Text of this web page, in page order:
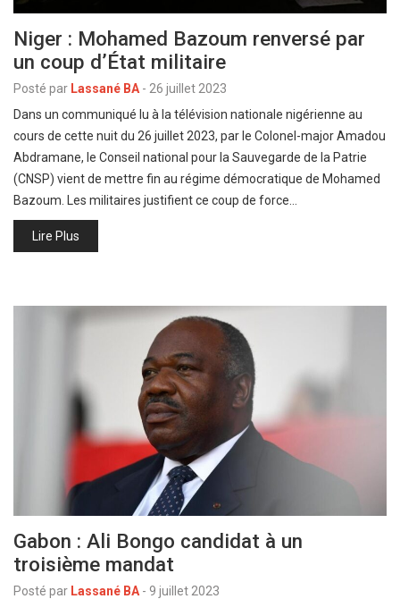
Niger : Mohamed Bazoum renversé par
un coup d’État militaire
Posté par Lassané BA - 26 juillet 2023
Dans un communiqué lu à la télévision nationale nigérienne au
cours de cette nuit du 26 juillet 2023, par le Colonel-major Amadou
Abdramane, le Conseil national pour la Sauvegarde de la Patrie
(CNSP) vient de mettre fin au régime démocratique de Mohamed
Bazoum. Les militaires justifient ce coup de force…
Lire Plus
Gabon : Ali Bongo candidat à un
troisième mandat
Posté par Lassané BA - 9 juillet 2023